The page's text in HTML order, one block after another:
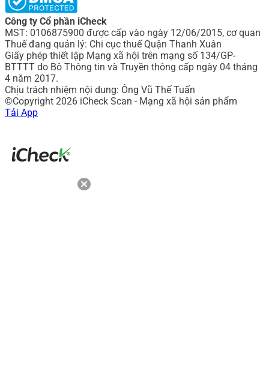
Công ty Cổ phần iCheck
MST: 0106875900 được cấp vào ngày 12/06/2015, cơ quan
Thuế đang quản lý: Chi cục thuế Quận Thanh Xuân
Giấy phép thiết lập Mạng xã hội trên mạng số 134/GP-
BTTTT do Bô Thông tin và Truyền thông cấp ngày 04 tháng
4 năm 2017.
Chịu trách nhiệm nội dung: Ông Vũ Thế Tuấn
©Copyright 2026 iCheck Scan - Mạng xã hội sản phẩm
Tải App